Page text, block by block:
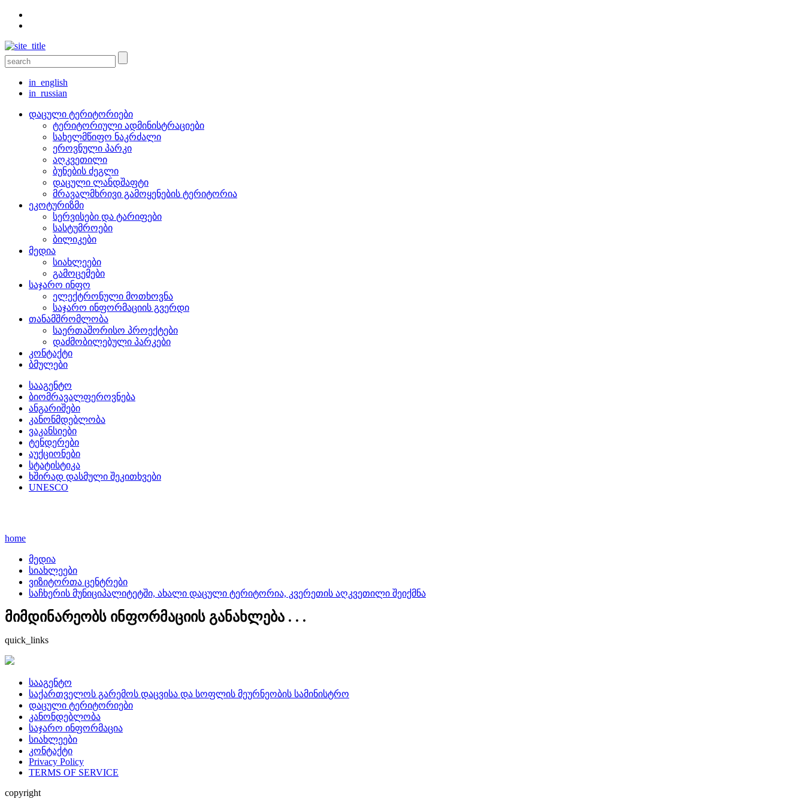
in_english
in_russian
დაცული ტერიტორიები
ტერიტორიული ადმინისტრაციები
სახელმწიფო ნაკრძალი
ეროვნული პარკი
აღკვეთილი
ბუნების ძეგლი
დაცული ლანდშაფტი
მრავალმხრივი გამოყენების ტერიტორია
ეკოტურიზმი
სერვისები და ტარიფები
სასტუმროები
ბილიკები
მედია
სიახლეები
გამოცემები
საჯარო ინფო
ელექტრონული მოთხოვნა
საჯარო ინფორმაციის გვერდი
თანამშრომლობა
საერთაშორისო პროექტები
დაძმობილებული პარკები
კონტაქტი
ბმულები
სააგენტო
ბიომრავალფეროვნება
ანგარიშები
კანონმდებლობა
ვაკანსიები
ტენდერები
აუქციონები
სტატისტიკა
ხშირად დასმული შეკითხვები
UNESCO
home
მედია
სიახლეები
ვიზიტორთა ცენტრები
საჩხერის მუნიციპალიტეტში, ახალი დაცული ტერიტორია, კვერეთის აღკვეთილი შეიქმნა
მიმდინარეობს ინფორმაციის განახლება . . .
quick_links
სააგენტო
საქართველოს გარემოს დაცვისა და სოფლის მეურნეობის სამინისტრო
დაცული ტერიტორიები
კანონდებლობა
საჯარო ინფორმაცია
სიახლეები
კონტაქტი
Privacy Policy
TERMS OF SERVICE
copyright